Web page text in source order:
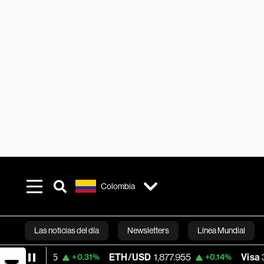
Colombia
Las noticias del día Newsletters Línea Mundial
Bloomberg
ETH/USD 1,877.955 +0.14% Visa 367.32 -